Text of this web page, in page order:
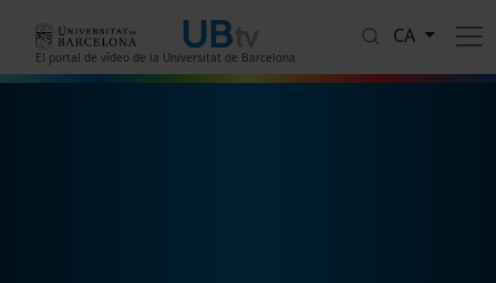
El portal de vídeo de la Universitat de Barcelona
CA